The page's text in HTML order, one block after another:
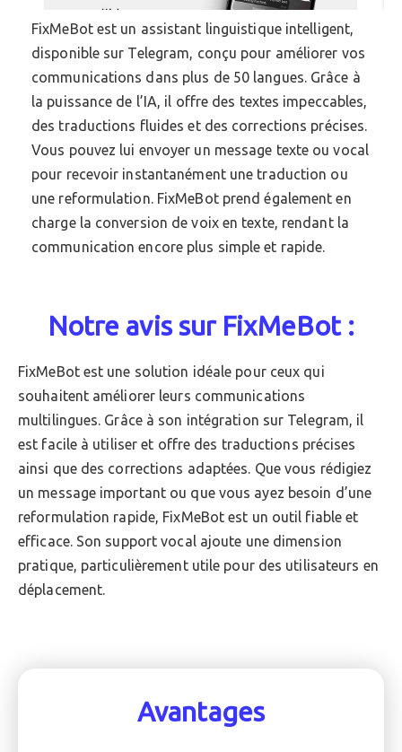
FixMeBot est un assistant linguistique intelligent,
disponible sur Telegram, conçu pour améliorer vos
communications dans plus de 50 langues. Grâce à
la puissance de l’IA, il offre des textes impeccables,
des traductions fluides et des corrections précises.
Vous pouvez lui envoyer un message texte ou vocal
pour recevoir instantanément une traduction ou
une reformulation. FixMeBot prend également en
charge la conversion de voix en texte, rendant la
communication encore plus simple et rapide.
Notre avis sur FixMeBot :
FixMeBot est une solution idéale pour ceux qui
souhaitent améliorer leurs communications
multilingues. Grâce à son intégration sur Telegram, il
est facile à utiliser et offre des traductions précises
ainsi que des corrections adaptées. Que vous rédigiez
un message important ou que vous ayez besoin d’une
reformulation rapide, FixMeBot est un outil fiable et
efficace. Son support vocal ajoute une dimension
pratique, particulièrement utile pour des utilisateurs en
déplacement.
Avantages